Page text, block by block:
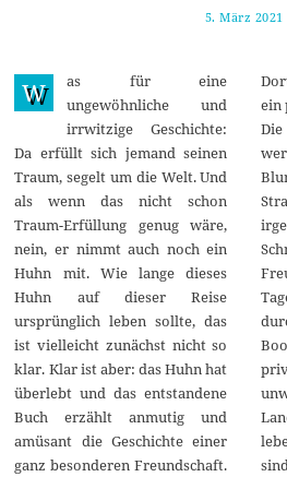
5. März 2021
W
as für eine
ungewöhnliche und
irrwitzige Geschichte:
Da erfüllt sich jemand seinen
Traum, segelt um die Welt. Und
als wenn das nicht schon
Traum-Erfüllung genug wäre,
nein, er nimmt auch noch ein
Huhn mit. Wie lange dieses
Huhn auf dieser Reise
ursprünglich leben sollte, das
ist vielleicht zunächst nicht so
klar. Klar ist aber: das Huhn hat
überlebt und das entstandene
Buch erzählt anmutig und
amüsant die Geschichte einer
ganz besonderen Freundschaft.
ein